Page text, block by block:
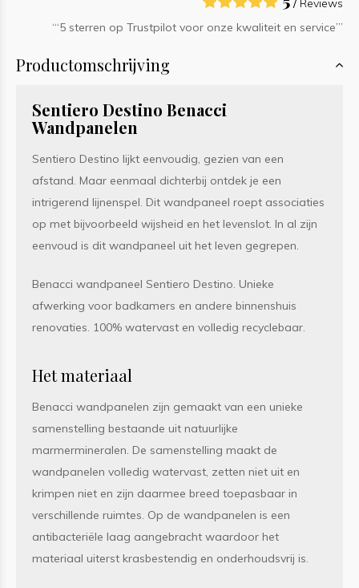
/ Reviews
‘“5 sterren op Trustpilot voor onze kwaliteit en service”’
Productomschrijving
Sentiero Destino Benacci
Wandpanelen
Sentiero Destino lijkt eenvoudig, gezien van een
afstand. Maar eenmaal dichterbij ontdek je een
intrigerend lijnenspel. Dit wandpaneel roept associaties
op met bijvoorbeeld wijsheid en het levenslot. In al zijn
eenvoud is dit wandpaneel uit het leven gegrepen.
Benacci wandpaneel Sentiero Destino. Unieke
afwerking voor badkamers en andere binnenshuis
renovaties. 100% watervast en volledig recyclebaar.
Het materiaal
Benacci wandpanelen zijn gemaakt van een unieke
samenstelling bestaande uit natuurlijke
marmermineralen. De samenstelling maakt de
wandpanelen volledig watervast, zetten niet uit en
krimpen niet en zijn daarmee breed toepasbaar in
verschillende ruimtes. Op de wandpanelen is een
antibacteriële laag aangebracht waardoor het
materiaal uiterst krasbestendig en onderhoudsvrij is.